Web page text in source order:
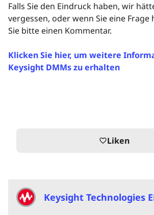
Falls Sie den Eindruck haben, wir
vergessen, oder wenn Sie eine Frage
Sie bitte einen Kommentar.
Klicken Sie hier, um weitere
Keysight DMMs zu erhalten
favorite_borderLiken
Keysight Technologies